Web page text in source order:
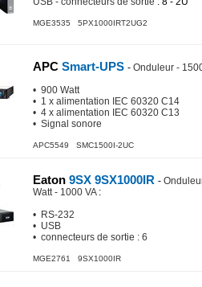
MGE3535 5PX1000IRT2UG2
APC Smart-UPS - Onduleur -
• 900 Watt
• 1 x alimentation IEC 60320 C14
• 4 x alimentation IEC 60320 C13
• Signal sonore
APC5549 SMC1500I-2UC
Eaton 9SX 9SX1000IR -
Watt - 1000 VA:
• RS-232
• USB
• connecteurs de sortie : 6
MGE2761 9SX1000IR